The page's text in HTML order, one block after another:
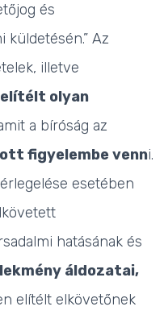
és
küldetésén.” Az
illetve
elítélt olyan
a bíróság az
figyelembe venni.
esetében
hatásának és
áldozatai,
elítélt elkövetőnek